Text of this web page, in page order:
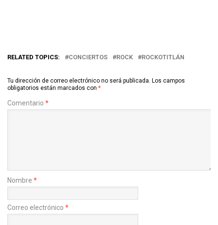
RELATED TOPICS: CONCIERTOS ROCK ROCKOTITLÁN
Tu dirección de correo electrónico no será publicada. Los campos
obligatorios están marcados con *
Comentario *
Nombre *
Correo electrónico *